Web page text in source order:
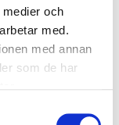
och
med.
med annan
som de har
information om